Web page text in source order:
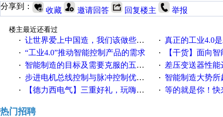
分享到：
收藏 邀请回答 回复楼主 举报
楼主最近还看过
· 让世界爱上中国造，我们该做些什么 · 真正的工业4.0
· “工业4.0”推动智能控制产品的需求 · 【干货】面向
· 智能制造的目标及需要克服的五个障碍 · 差压变送器性能达
· 步进电机总线控制与脉冲控制优缺点 · 智能制造大势所趋
· 【德力西电气】三重好礼，玩嗨夏日！ · 等的就是你！快来
热门招聘